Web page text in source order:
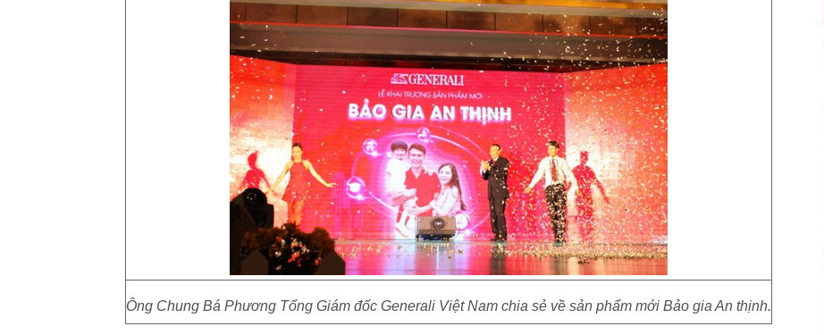
Ông Chung Bá Phương Tổng Giám đốc Generali Việt Nam chia sẻ về sản phẩm mới Bảo gia An thịnh.